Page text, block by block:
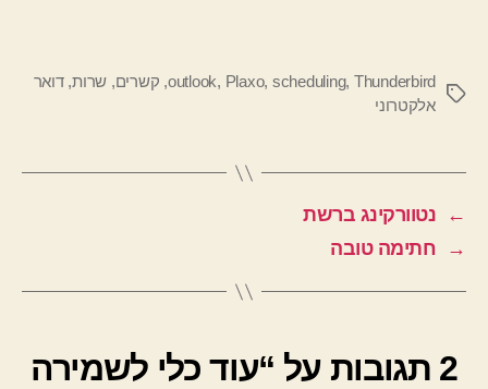
תגיות
outlook, Plaxo, scheduling, Thunderbird
, קשרים, שרות,דואר
אלקטרוני
←
נטוורקינג ברשת
→
חתימה טובה
2 תגובות על “עוד כלי לשמירה